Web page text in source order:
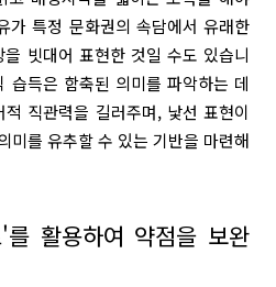
가 특정 문화권의 속담에서 유래한
빗대어 표현한 것일 수도 있습니
습득은 함축된 의미를 파악하는 데
직관력을 길러주며, 낯선 표현이
미를 유추할 수 있는 기반을 마련해
활용하여 약점을 보완